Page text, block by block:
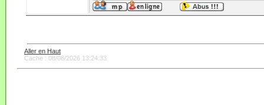
Aller en Haut
Cache : 08/08/2026 13:24:33